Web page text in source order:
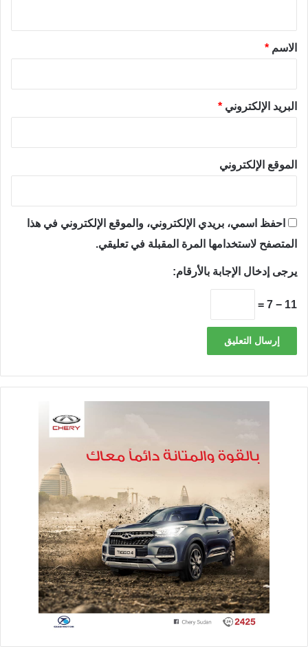
*الاسم *
البريد الإلكتروني *
الموقع الإلكتروني
احفظ اسمي، بريدي الإلكتروني، والموقع الإلكتروني في هذا
المتصفح لاستخدامها المرة المقبلة في تعليقي.
يرجى إدخال الإجابة بالأرقام:
11 − 7 =